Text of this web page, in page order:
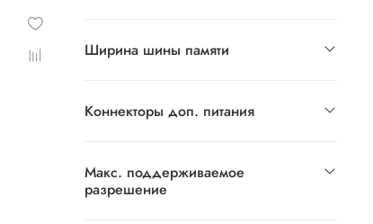
Ширина шины памяти
Коннекторы доп. питания
Макс. поддерживаемое
разрешение